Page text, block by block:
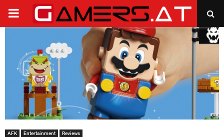
PRIMARY
AFK Entertainment Reviews